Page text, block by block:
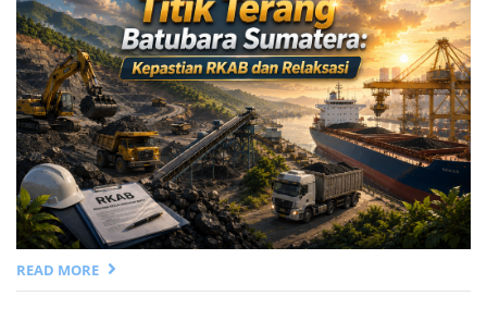
READ MORE